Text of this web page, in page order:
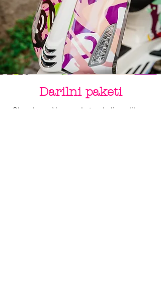
Darilni paketi
Ob nakupu Vespe s katerokoli poslikavo